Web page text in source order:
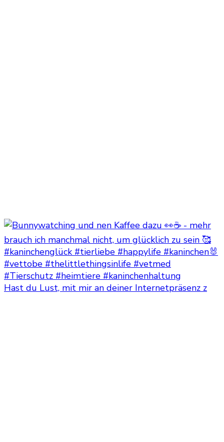
Hast du Lust, mit mir an deiner Internetpräsenz z